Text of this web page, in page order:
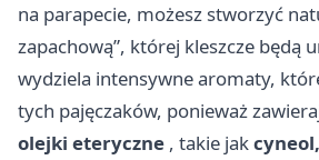
na parapecie, możesz stworzyć
zapachową”, której kleszcze będą
wydziela intensywne aromaty,
tych pajęczaków, ponieważ
olejki eteryczne , takie jak